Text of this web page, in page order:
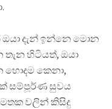
දැන් ඉන්නෙ මොන
හිටියත්, ඔයා
හොදම කෙනා,
ක් සම්පූර්ණ සුවය
වලින් කිසිදු